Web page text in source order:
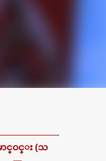
ာင္ဝင္း (သ